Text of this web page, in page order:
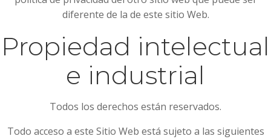
diferente de la de este sitio Web.
Propiedad intelectual
e industrial
Todos los derechos están reservados.
Todo acceso a este Sitio Web está sujeto a las siguientes